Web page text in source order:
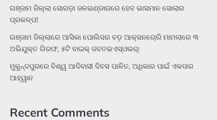
ଗଞ୍ଜାମ ଜିଲ୍ଲା ସୋରଡ଼ା ଜଳଭଣ୍ଡାରରେ ହେବ ଭାସମାନ ସୋଲାର
ପ୍ରକଳ୍ପ!
ଗଞ୍ଜାମ ଜିଲ୍ଲାରେ ଆସିକା ପୋଲିସର ବଡ଼ ଆକ୍ସନଚୋରି ମାମଲାରେ ୩
ଅଭିଯୁକ୍ତ ଗିରଫ, ୫ଟି ବାଇକ୍ ଜବତଭଏସ୍‌ଓଭର୍:
ମୁକୁନ୍ଦପୁରରେ ବିଶ୍ୱ ଆଦିବାସୀ ଦିବସ ପାଳିତ, ଅଧିକାର ପାଇଁ ଏକତାର
ଆହ୍ୱାନ
Recent Comments